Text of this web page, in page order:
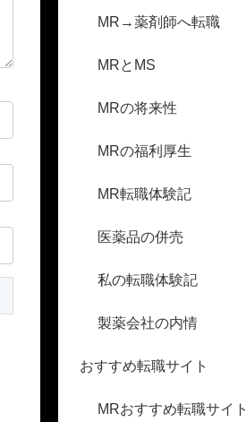
MR→薬剤師へ転職
MRとMS
MRの将来性
MRの福利厚生
MR転職体験記
医薬品の併売
私の転職体験記
製薬会社の内情
おすすめ転職サイト
MRおすすめ転職サイト